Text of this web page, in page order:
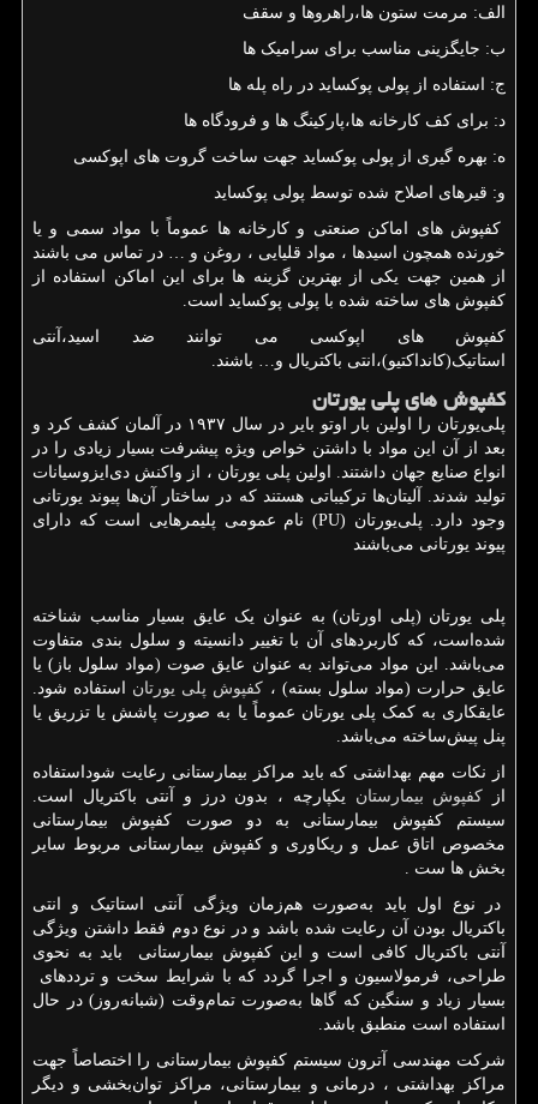
الف: مرمت ستون ها،راهروها و سقف
ب: جایگزینی مناسب برای سرامیک ها
ج: استفاده از پولی پوکساید در راه پله ها
د: برای کف کارخانه ها،پارکینگ ها و فرودگاه ها
ه: بهره گیری از پولی پوکساید جهت ساخت گروت های اپوکسی
و: قیرهای اصلاح شده توسط پولی پوکساید
کفپوش های اماکن صنعتی و کارخانه ها عموماً با مواد سمی و یا
خورنده همچون اسیدها ، مواد قلیایی ، روغن و … در تماس می باشند
از همین جهت یکی از بهترین گزینه ها برای این اماکن استفاده از
کفپوش های ساخته شده با پولی پوکساید است.
کفپوش های اپوکسی می توانند ضد اسید،آنتی
استاتیک(کانداکتیو)،انتی باکتریال و… باشند.
کفپوش های پلی یورتان
پلی‌یورتان را اولین بار اوتو بایر در سال ۱۹۳۷ در آلمان کشف کرد و
بعد از آن این مواد با داشتن خواص ویژه پیشرفت بسیار زیادی را در
انواع صنایع جهان داشتند. اولین پلی ‌یورتان ، از واکنش دی‌ایزوسیانات
تولید شدند. آلیتان‌ها ترکیباتی هستند که در ساختار آن‌ها پیوند یورتانی
وجود دارد. پلی‌یورتان (PU) نام عمومی پلیمرهایی است که دارای
پیوند یورتانی می‌باشند
پلی یورتان (پلی اورتان) به عنوان یک عایق بسیار مناسب شناخته
شده‌است، که کاربردهای آن با تغییر دانسیته و سلول بندی متفاوت
می‌باشد. این مواد می‌تواند به عنوان عایق صوت (مواد سلول باز) یا
عایق حرارت (مواد سلول بسته) ، کفپوش پلی یورتان استفاده شود.
عایقکاری به کمک پلی یورتان عموماً یا به صورت پاشش یا تزریق یا
پنل پیش‌ساخته می‌باشد.
از نکات مهم بهداشتی که باید مراکز بیمارستانی رعایت شوداستفاده
از کفپوش بیمارستان یکپارچه ، بدون درز و آنتی باکتریال است.
سیستم کفپوش بیمارستانی به دو صورت کفپوش بیمارستانی
مخصوص اتاق عمل و ریکاوری و کفپوش بیمارستانی مربوط سایر
بخش ها ست .
در نوع اول باید به‌صورت هم‌زمان ویژگی آنتی استاتیک و انتی
باکتریال بودن آن رعایت شده باشد و در نوع دوم فقط داشتن ویژگی
آنتی باکتریال کافی است و این کفپوش بیمارستانی باید به نحوی
طراحی، فرمولاسیون و اجرا گردد که با شرایط سخت و ترددهای
بسیار زیاد و سنگین که گاها به‌صورت تمام‌وقت (شبانه‌روز) در حال
استفاده است منطبق باشد.
شرکت مهندسی آترون سیستم کفپوش بیمارستانی را اختصاصاً جهت
مراکز بهداشتی ، درمانی و بیمارستانی، مراکز توان‌بخشی و دیگر